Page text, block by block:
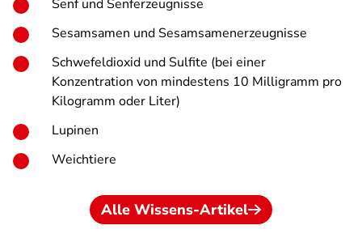
Senf und Senferzeugnisse
Sesamsamen und Sesamsamenerzeugnisse
Schwefeldioxid und Sulfite (bei einer
Konzentration von mindestens 10 Milligramm pro
Kilogramm oder Liter)
Lupinen
Weichtiere
Alle Wissens-Artikel